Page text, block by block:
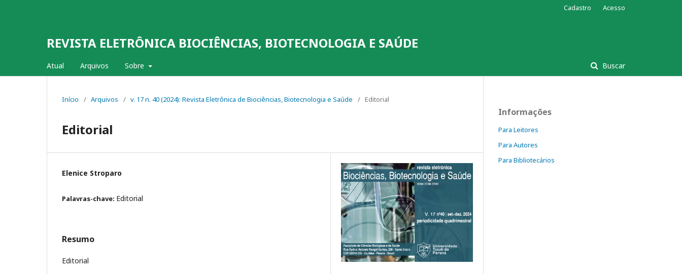
REVISTA ELETRÔNICA BIOCIÊNCIAS, BIOTECNOLOGIA E SAÚDE
Atual Arquivos Sobre Buscar
Cadastro Acesso
Início / Arquivos / v. 17 n. 40 (2024): Revista Eletrônica de Biociências, Biotecnologia e Saúde / Editorial
Editorial
Elenice Stroparo
Palavras-chave: Editorial
Resumo
Editorial
Informações
Para Leitores
Para Autores
Para Bibliotecários